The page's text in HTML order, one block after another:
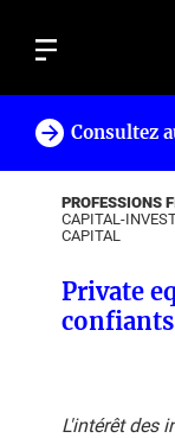
Consultez
PROFESSIONS
CAPITAL-
CAPITAL
Private
L'intérêt des